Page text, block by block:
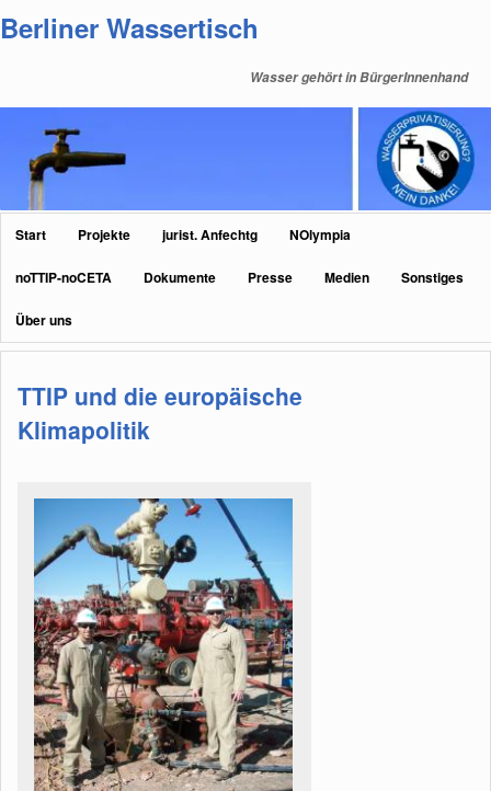
primären
sekundären
Berliner Wassertisch
Wasser gehört in BürgerInnenhand
Hauptmenü
Start Projekte jurist. Anfechtg NOlympia
noTTIP-noCETA Dokumente Presse Medien Sonstiges
Über uns
TTIP und die europäische
Klimapolitik